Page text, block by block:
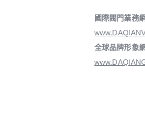
國際閥門業務
全球品牌形象